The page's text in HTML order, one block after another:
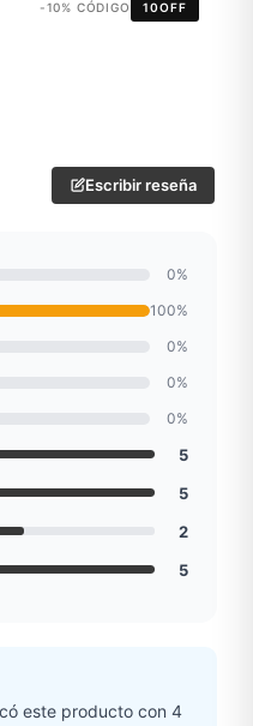
-10% CÓDIGO 10OFF
Escribir reseña
0%
100%
0%
0%
0%
5
5
2
5
este producto con 4